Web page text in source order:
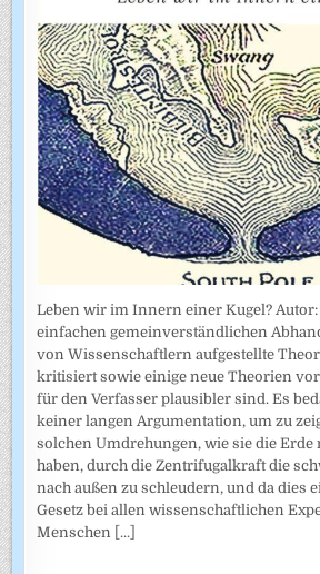
Leben wir im Innern einer Kugel? Autor:
einfachen gemeinverständlichen
von Wissenschaftlern aufgestellte
kritisiert sowie einige neue Theorien
für den Verfasser plausibler sind. Es
keiner langen Argumentation, um zu
solchen Umdrehungen, wie sie die Erde
haben, durch die Zentrifugalkraft die
nach außen zu schleudern, und da dies
Gesetz bei allen wissenschaftlichen
Menschen [...]